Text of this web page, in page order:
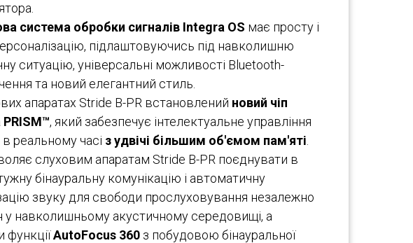
система обробки сигналів Integra OS має просту і
підлаштовуючись під навколишню
ситуацію, універсальні можливості Bluetooth-
та новий елегантний стиль.
апаратах Stride B-PR встановлений новий чіп
, який забезпечує інтелектуальне управління
реальному часі з удвічі більшим об'ємом пам'яті
слуховим апаратам Stride B-PR поєднувати в
бінауральну комунікацію і автоматичну
звуку для свободи прослуховування незалежно
у навколишньому акустичному середовищі, а
функціїAutoFocus 360 з побудовою бінауральної